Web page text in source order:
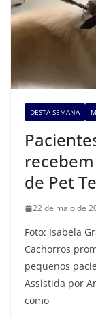
DESTA SEMANA
de Pet
22 de maio de
Foto: Isabela
Cachorros
pequenos
Assistida por
como